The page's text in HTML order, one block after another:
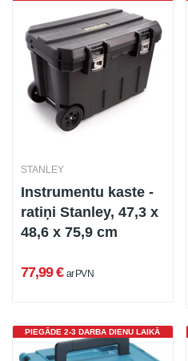
STANLEY
Instrumentu kaste -
ratiņi Stanley, 47,3 x
48,6 x 75,9 cm
77,99 € ar PVN
PIEGĀDE 2-3 DARBA DIENU LAIKĀ